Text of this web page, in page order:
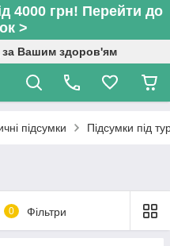
4000 грн! Перейти до
>
за Вашим здоров'ям
підсумки Підсумки під
0 Фільтри